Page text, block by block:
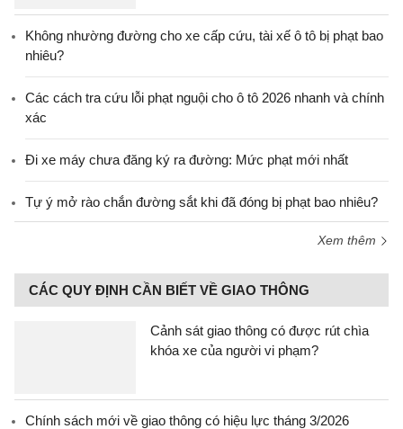
Không nhường đường cho xe cấp cứu, tài xế ô tô bị phạt bao
nhiêu?
Các cách tra cứu lỗi phạt nguội cho ô tô 2026 nhanh và chính
xác
Đi xe máy chưa đăng ký ra đường: Mức phạt mới nhất
Tự ý mở rào chắn đường sắt khi đã đóng bị phạt bao nhiêu?
Xem thêm
CÁC QUY ĐỊNH CẦN BIẾT VỀ GIAO THÔNG
Cảnh sát giao thông có được rút chìa
khóa xe của người vi phạm?
Chính sách mới về giao thông có hiệu lực tháng 3/2026